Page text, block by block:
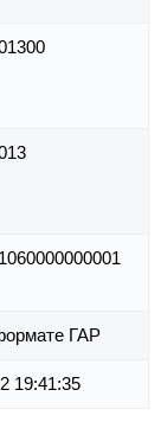
ГАР
19:41:35